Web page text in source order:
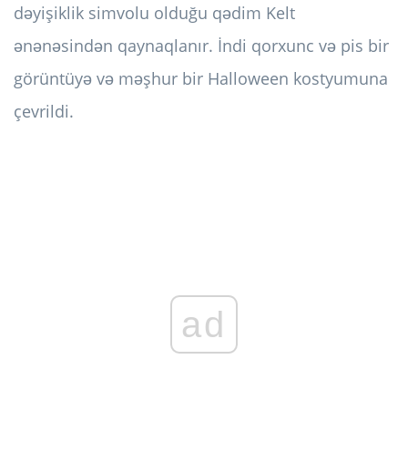
dəyişiklik simvolu olduğu qədim Kelt
ənənəsindən qaynaqlanır. İndi qorxunc və pis bir
görüntüyə və məşhur bir Halloween kostyumuna
çevrildi.
ad